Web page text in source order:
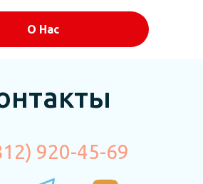
О Нас
920-45-69